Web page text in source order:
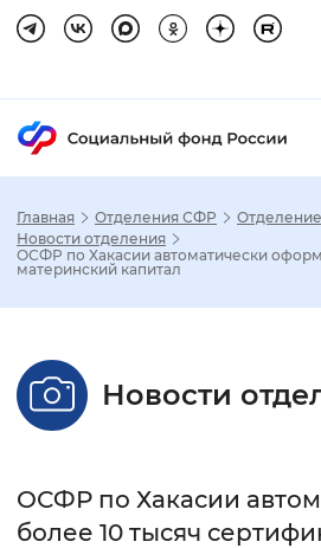
Стандартный
Без засечек
Главная Отделения СФР
Новости отделения
ОСФР по Хакасии автоматически
материнский капитал
Новости
ОСФР по Хакасии
более 10 тысяч